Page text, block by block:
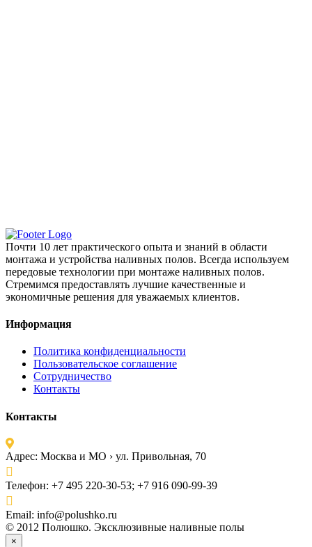
Почти 10 лет практического опыта и знаний в области
монтажа и устройства наливных полов. Всегда используем
передовые технологии при монтаже наливных полов.
Стремимся предоставлять лучшие качественные и
экономичные решения для уважаемых клиентов.
Информация
Политика конфиденциальности
Пользовательское соглашение
Сотрудничество
Контакты
Контакты
Адрес: Москва и МО › ул. Привольная, 70
Телефон: +7 495 220-30-53; +7 916 090-99-39
Email: info@polushko.ru
© 2012 Полюшко. Эксклюзивные наливные полы
×